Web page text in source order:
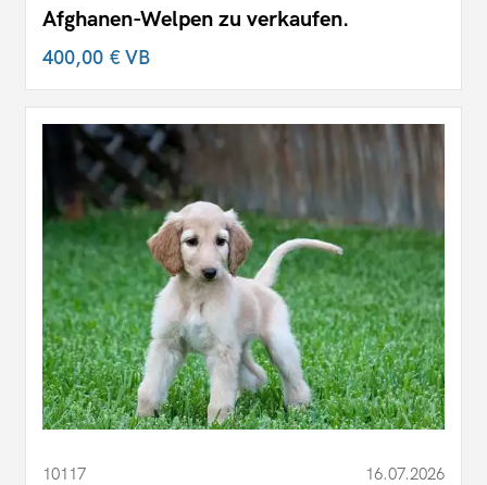
Afghanen-Welpen zu verkaufen.
400,00 €VB
10117 16.07.2026